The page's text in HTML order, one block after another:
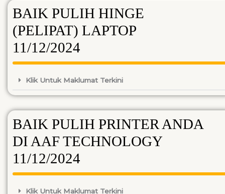
BAIK PULIH HINGE
(PELIPAT) LAPTOP
11/12/2024
Klik Untuk Maklumat Terkini
BAIK PULIH PRINTER ANDA
DI AAF TECHNOLOGY
11/12/2024
Klik Untuk Maklumat Terkini